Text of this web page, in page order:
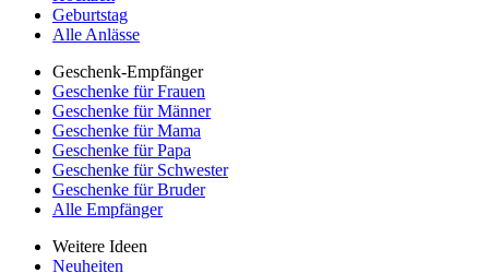
Geburtstag
Alle Anlässe
Geschenk-Empfänger
Geschenke für Frauen
Geschenke für Männer
Geschenke für Mama
Geschenke für Papa
Geschenke für Schwester
Geschenke für Bruder
Alle Empfänger
Weitere Ideen
Neuheiten